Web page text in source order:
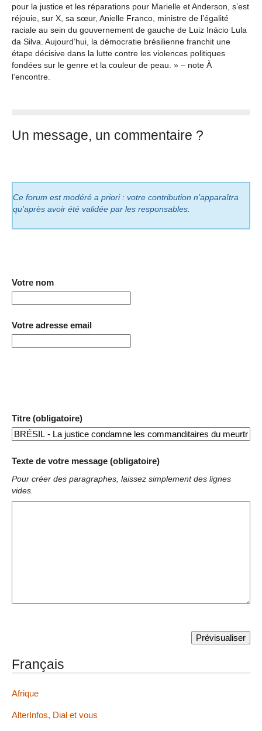
pour la justice et les réparations pour Marielle et Anderson, s’est
réjouie, sur X, sa sœur, Anielle Franco, ministre de l’égalité
raciale au sein du gouvernement de gauche de Luiz Inácio Lula
da Silva. Aujourd’hui, la démocratie brésilienne franchit une
étape décisive dans la lutte contre les violences politiques
fondées sur le genre et la couleur de peau. » – note À
l’encontre.
Un message, un commentaire ?
Ce forum est modéré a priori : votre contribution n’apparaîtra
qu’après avoir été validée par les responsables.
Votre nom
Votre adresse email
Titre (obligatoire)
Texte de votre message (obligatoire)
Pour créer des paragraphes, laissez simplement des lignes
vides.
Français
Afrique
AlterInfos, Dial et vous